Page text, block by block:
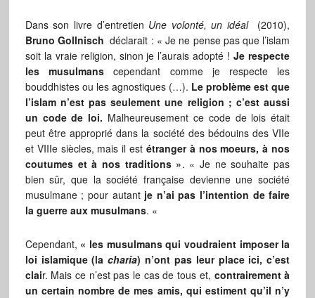
Dans son livre d’entretien Une volonté, un idéal(2010),
Bruno Gollnisch déclarait : « Je ne pense pas que l’islam
soit la vraie religion, sinon je l’aurais adopté !Je respecte
les musulmans cependant comme je respecte les
bouddhistes ou les agnostiques (…). Le problème est que
l’islam n’est pas seulement une religion ; c’est aussi
un code de loi. Malheureusement ce code de lois était
peut être approprié dans la société des bédouins des VIIe
et VIIIe siècles, mais il est étranger à nos moeurs, à nos
coutumes et à nos traditions ». « Je ne souhaite pas
bien sûr, que la société française devienne une société
musulmane ; pour autantje n’ai pas l’intention de faire
la guerre aux musulmans. «
Cependant, « les musulmans qui voudraient imposer la
loi islamique (lacharia) n’ont pas leur place ici, c’est
clair. Mais ce n’est pas le cas de tous et, contrairement à
un certain nombre de mes amis, qui estiment qu’il n’y